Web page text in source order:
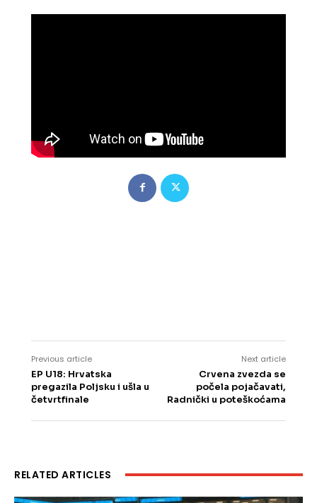
Previous article
EP U18: Hrvatska
pregazila Poljsku i ušla u
četvrtfinale
Next article
Crvena zvezda se
počela pojačavati,
Radnički u poteškoćama
RELATED ARTICLES